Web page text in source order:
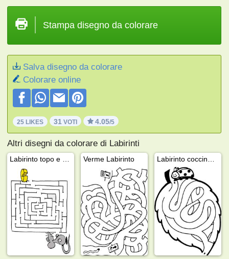
Stampa disegno da colorare
Salva disegno da colorare
Colorare online
25 LIKES 31 VOTI 4.05/5
Altri disegni da colorare di Labirinti
Verme Labirinto